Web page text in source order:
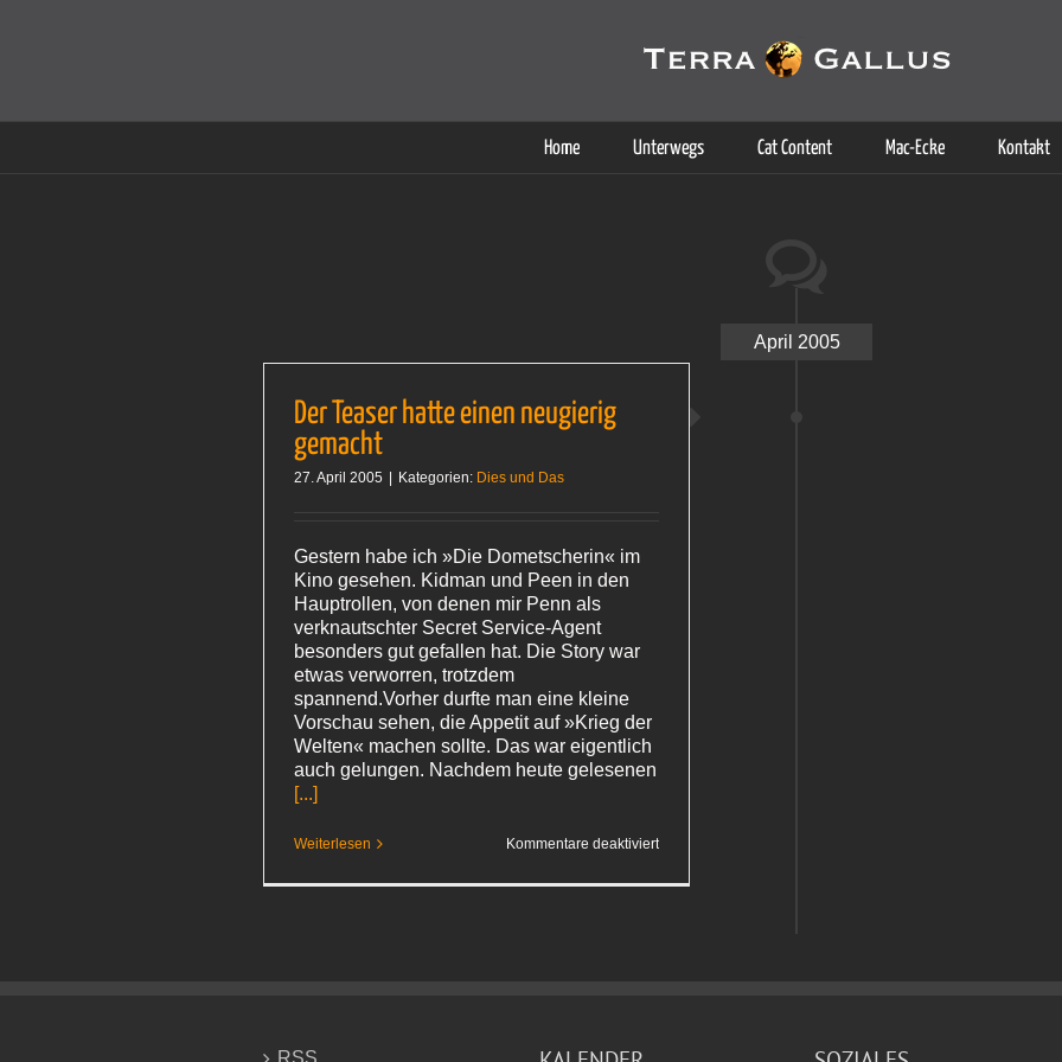
Home Unterwegs Cat Content Mac-Ecke Kontakt
April 2005
Der Teaser hatte einen neugierig
gemacht
27. April 2005 Kategorien: Dies und Das
Gestern habe ich »Die Dometscherin« im
Kino gesehen. Kidman und Peen in den
Hauptrollen, von denen mir Penn als
verknautschter Secret Service-Agent
besonders gut gefallen hat. Die Story war
etwas verworren, trotzdem
spannend.Vorher durfte man eine kleine
Vorschau sehen, die Appetit auf »Krieg der
Welten« machen sollte. Das war eigentlich
auch gelungen. Nachdem heute gelesenen
[...]
Weiterlesen Kommentare deaktiviertfür
Cookies helfen auf auf dieser Seite bei der Bereitstellung der Dienste. Durch die Nutzung dieser Webseite erklären Sie sich
Weitere Informationen